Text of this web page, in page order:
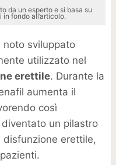
da un esperto e si basa su
fondo all’articolo.
noto sviluppato
utilizzato nel
erettile. Durante la
aumenta il
così
diventato un pilastro
erettile,